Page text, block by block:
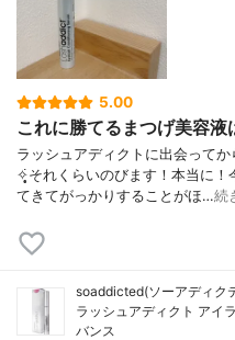
5.00
これに勝てるまつげ美容液
ラッシュアディクトに出会って
✧̣̥̇それくらいのびます！本当に！
てきてがっかりすることがほ…続
soaddicted(ソーアディク
ラッシュアディクト アイ
バンス